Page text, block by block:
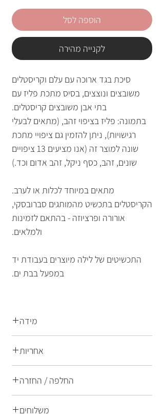
הוספה לסל
לקנייה מהירה
סיכת בגד ארוכה עם עלם וקריסטלים
משובצים ונוצצים, בסיס מתכת פליז עם
בתי אבן משובצים קריסטלים.
בתמונה: פליז בציפוי זהב, (מתאים לבעלי
רגישויות), ניתן להזמין גם ציפויי מתכת
שונה למוצר זה (אנו מציעים 13 ציפויים
שונים, זהב, כסף ניקל, זהב אדום וכד.)
מתאים במיוחד לכלות או לערב.
הקריסטלים בתכשיט מהמותגים סברובסקי,
אורורה ופרציוזה - בהתאם לזמינות
ולמלאים.
התכשיטים של לילה מיוצרים בעבודת יד
במפעל בבת ים.
מידה
משקל: 14 גרםאחריות
ברמת גימור הגבוהה ביותר הן בחומרי
במקצועיות ובניסיון של הצוות בתהליכי
החלפה / החזרה
משלוחים